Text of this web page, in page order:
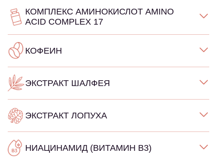
КОМПЛЕКС АМИНОКИСЛОТ AMINO
ACID COMPLEX 17
КОФЕИН
ЭКСТРАКТ ШАЛФЕЯ
ЭКСТРАКТ ЛОПУХА
НИАЦИНАМИД (ВИТАМИН В3)